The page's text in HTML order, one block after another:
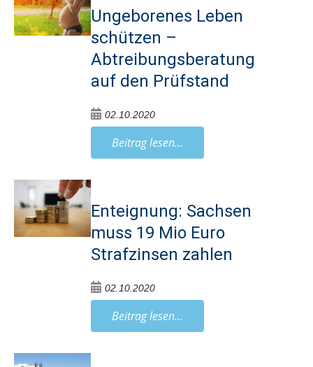
Ungeborenes Leben
schützen –
Abtreibungsberatung
auf den Prüfstand
02.10.2020
Beitrag lesen...
Enteignung: Sachsen
muss 19 Mio Euro
Strafzinsen zahlen
02.10.2020
Beitrag lesen...